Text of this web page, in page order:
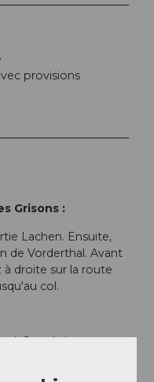
provisions
Grisons :
Lachen. Ensuite,
de Vorderthal. Avant
à droite sur la route
col.
à Sattel via